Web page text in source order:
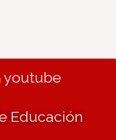
youtube
Educación